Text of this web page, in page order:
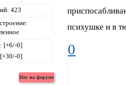
423
[+6/-0]
[+30/-0]
психушке и в
0